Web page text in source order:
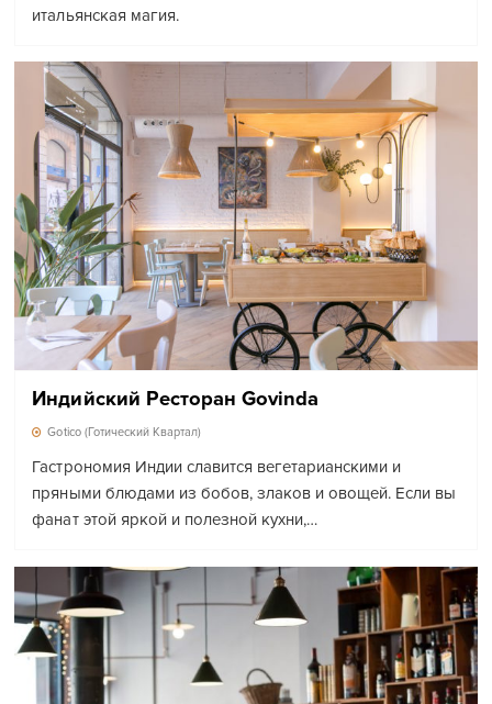
итальянская магия.
Индийский Ресторан Govinda
Gotico (Готический Квартал)
Гастрономия Индии славится вегетарианскими и
пряными блюдами из бобов, злаков и овощей. Если вы
фанат этой яркой и полезной кухни,…